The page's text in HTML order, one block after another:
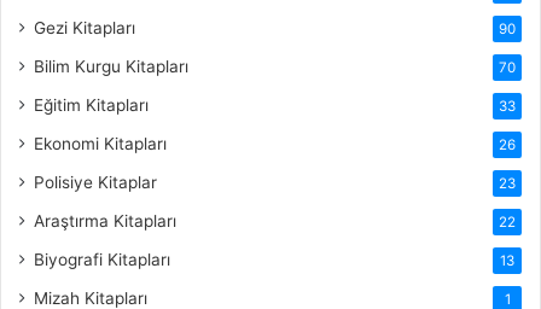
Gezi Kitapları 90
Bilim Kurgu Kitapları 70
Eğitim Kitapları 33
Ekonomi Kitapları 26
Polisiye Kitaplar 23
Araştırma Kitapları 22
Biyografi Kitapları 13
Mizah Kitapları 1